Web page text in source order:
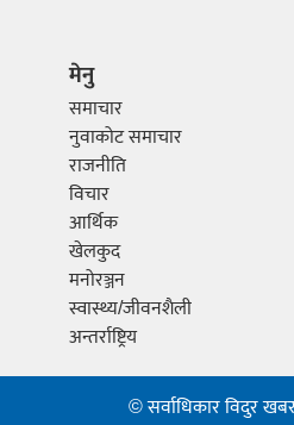
मेनु
समाचार
नुवाकोट समाचार
राजनीति
विचार
आर्थिक
खेलकुद
मनोरञ्जन
स्वास्थ्य/जीवनशैली
अन्तर्राष्ट्रिय
© सर्वाधिकार विदुर